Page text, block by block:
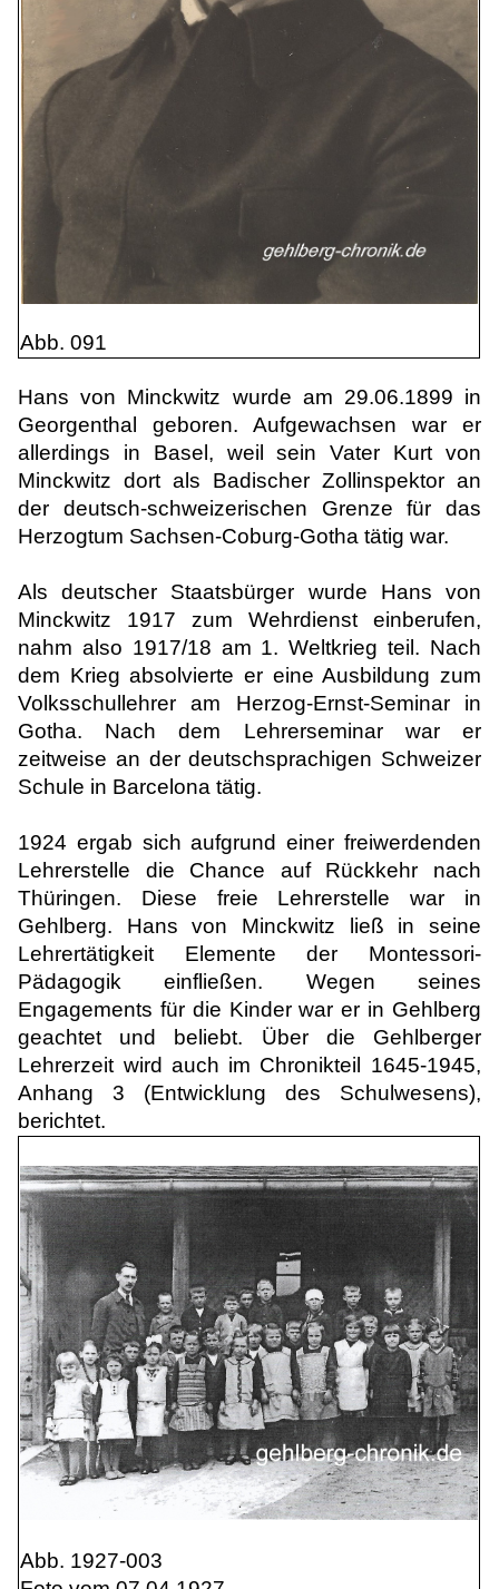
Abb. 091
Hans von Minckwitz wurde am 29.06.1899 in
Georgenthal geboren. Aufgewachsen war er
allerdings in Basel, weil sein Vater Kurt von
Minckwitz dort als Badischer Zollinspektor an
der deutsch-schweizerischen Grenze für das
Herzogtum Sachsen-Coburg-Gotha tätig war.
Als deutscher Staatsbürger wurde Hans von
Minckwitz 1917 zum Wehrdienst einberufen,
nahm also 1917/18 am 1. Weltkrieg teil. Nach
dem Krieg absolvierte er eine Ausbildung zum
Volksschullehrer am Herzog-Ernst-Seminar in
Gotha. Nach dem Lehrerseminar war er
zeitweise an der deutschsprachigen Schweizer
Schule in Barcelona tätig.
1924 ergab sich aufgrund einer freiwerdenden
Lehrerstelle die Chance auf Rückkehr nach
Thüringen. Diese freie Lehrerstelle war in
Gehlberg. Hans von Minckwitz ließ in seine
Lehrertätigkeit Elemente der Montessori-
Pädagogik einfließen. Wegen seines
Engagements für die Kinder war er in Gehlberg
geachtet und beliebt. Über die Gehlberger
Lehrerzeit wird auch im Chronikteil 1645-1945,
Anhang 3 (Entwicklung des Schulwesens),
berichtet.
Abb. 1927-003